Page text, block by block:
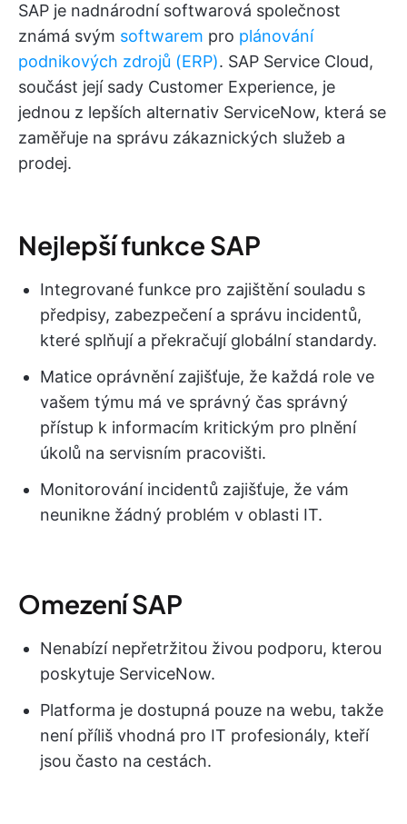
SAP je nadnárodní softwarová společnost
známá svým softwarem pro plánování
podnikových zdrojů (ERP). SAP Service Cloud,
součást její sady Customer Experience, je
jednou z lepších alternativ ServiceNow, která se
zaměřuje na správu zákaznických služeb a
prodej.
Nejlepší funkce SAP
Integrované funkce pro zajištění souladu s
předpisy, zabezpečení a správu incidentů,
které splňují a překračují globální standardy.
Matice oprávnění zajišťuje, že každá role ve
vašem týmu má ve správný čas správný
přístup k informacím kritickým pro plnění
úkolů na servisním pracovišti.
Monitorování incidentů zajišťuje, že vám
neunikne žádný problém v oblasti IT.
Omezení SAP
Nenabízí nepřetržitou živou podporu, kterou
poskytuje ServiceNow.
Platforma je dostupná pouze na webu, takže
není příliš vhodná pro IT profesionály, kteří
jsou často na cestách.